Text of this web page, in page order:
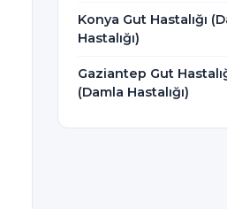
Konya Gut Hastalığı
Hastalığı)
Gaziantep Gut
(Damla Hastalığı)